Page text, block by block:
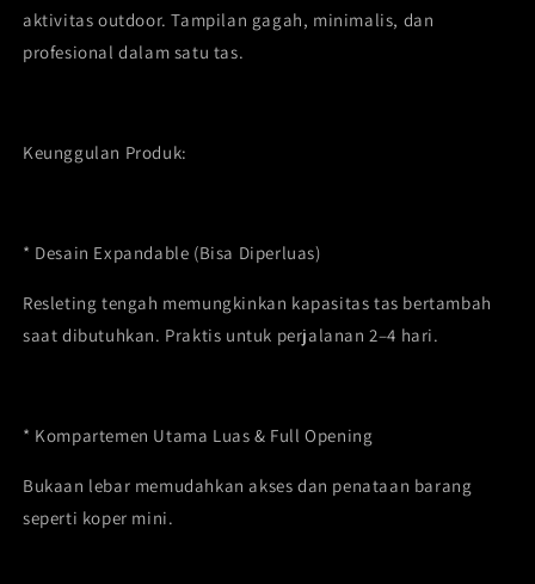
aktivitas outdoor. Tampilan gagah, minimalis, dan
profesional dalam satu tas.
Keunggulan Produk:
* Desain Expandable (Bisa Diperluas)
Resleting tengah memungkinkan kapasitas tas bertambah
saat dibutuhkan. Praktis untuk perjalanan 2–4 hari.
* Kompartemen Utama Luas & Full Opening
Bukaan lebar memudahkan akses dan penataan barang
seperti koper mini.